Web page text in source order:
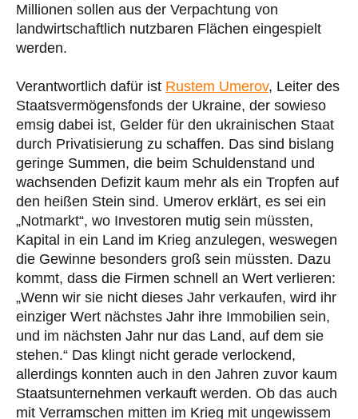
Millionen sollen aus der Verpachtung von
landwirtschaftlich nutzbaren Flächen eingespielt
werden.
Verantwortlich dafür ist Rustem Umerov, Leiter des
Staatsvermögensfonds der Ukraine, der sowieso
emsig dabei ist, Gelder für den ukrainischen Staat
durch Privatisierung zu schaffen. Das sind bislang
geringe Summen, die beim Schuldenstand und
wachsenden Defizit kaum mehr als ein Tropfen auf
den heißen Stein sind. Umerov erklärt, es sei ein
„Notmarkt“, wo Investoren mutig sein müssten,
Kapital in ein Land im Krieg anzulegen, weswegen
die Gewinne besonders groß sein müssten. Dazu
kommt, dass die Firmen schnell an Wert verlieren:
„Wenn wir sie nicht dieses Jahr verkaufen, wird ihr
einziger Wert nächstes Jahr ihre Immobilien sein,
und im nächsten Jahr nur das Land, auf dem sie
stehen.“ Das klingt nicht gerade verlockend,
allerdings konnten auch in den Jahren zuvor kaum
Staatsunternehmen verkauft werden. Ob das auch
mit Verramschen mitten im Krieg mit ungewissem